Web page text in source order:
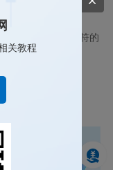
件中解决不显示盘符的
对你有所帮助。
关教程